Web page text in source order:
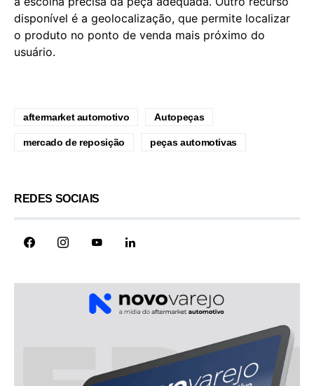
disponível é a geolocalização, que permite localizar
o produto no ponto de venda mais próximo do
usuário.
aftermarket automotivo Autopeças
mercado de reposição peças automotivas
REDES SOCIAIS